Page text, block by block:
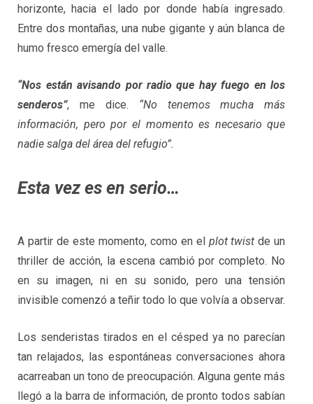
horizonte, hacia el lado por donde había ingresado.
Entre dos montañas, una nube gigante y aún blanca de
humo fresco emergía del valle.
“Nos están avisando por radio que hay fuego en los
senderos”, me dice. “No tenemos mucha más
información, pero por el momento es necesario que
nadie salga del área del refugio”.
Esta vez es en serio…
A partir de este momento, como en el plot twist de un
thriller de acción, la escena cambió por completo. No
en su imagen, ni en su sonido, pero una tensión
invisible comenzó a teñir todo lo que volvía a observar.
Los senderistas tirados en el césped ya no parecían
tan relajados, las espontáneas conversaciones ahora
acarreaban un tono de preocupación. Alguna gente más
llegó a la barra de información, de pronto todos sabían